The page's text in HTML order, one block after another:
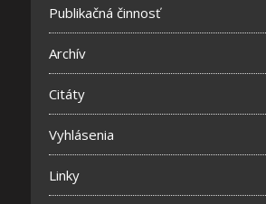
Publikačná činnosť
Archív
Citáty
Vyhlásenia
Linky